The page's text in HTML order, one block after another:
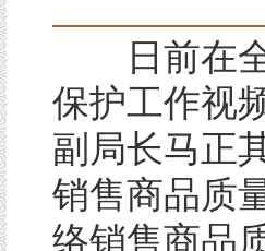
日前在全
保护工作视
副局长马正
销售商品质
络销售商品